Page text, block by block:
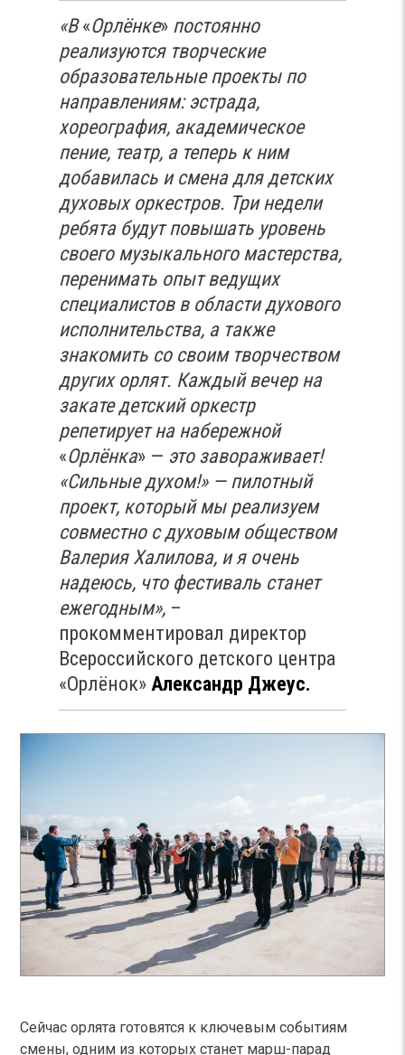
«В«Орлёнке» постоянно
реализуются творческие
образовательные проекты по
направлениям: эстрада,
хореография, академическое
пение, театр, а теперь к ним
добавилась и смена для детских
духовых оркестров. Три недели
ребята будут повышать уровень
своего музыкального мастерства,
перенимать опыт ведущих
специалистов в области духового
исполнительства, а также
знакомить со своим творчеством
других орлят. Каждый вечер на
закате детский оркестр
репетирует на набережной
«Орлёнка» — это завораживает!
«Сильные духом!» — пилотный
проект, который мы реализуем
совместно с духовым обществом
Валерия Халилова, и я очень
надеюсь, что фестиваль станет
ежегодным», –
прокомментировал директор
Всероссийского детского центра
«Орлёнок» Александр Джеус.
Сейчас орлята готовятся к ключевым событиям
смены, одним из которых станет марш-парад